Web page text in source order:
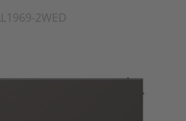
2WED